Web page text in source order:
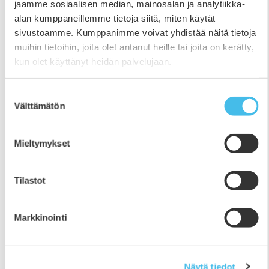
jaamme sosiaalisen median, mainosalan ja analytiikka-
alan kumppaneillemme tietoja siitä, miten käytät
sivustoamme. Kumppanimme voivat yhdistää näitä tietoja
muihin tietoihin, joita olet antanut heille tai joita on kerätty,
kun olet käyttänyt heidän palvelujaan.
valinta
Välttämätön
Mieltymykset
Tilastot
Markkinointi
Näytä tiedot
liittymisen Etelä-Pohjanmaan Opistoon